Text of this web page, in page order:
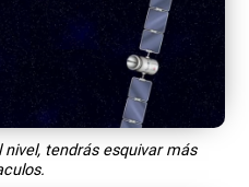
tendrás esquivar más